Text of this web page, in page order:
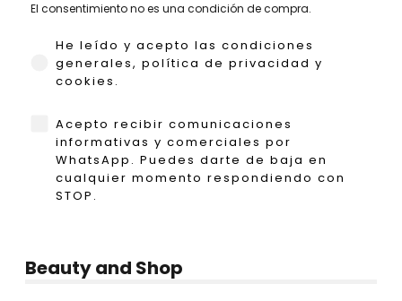
El consentimiento no es una condición de compra.
He leído y acepto las condiciones
He leído y acepto las condiciones
generales, política de privacidad y
cookies.
WhatsApp
Acepto recibir comunicaciones
informativas y comerciales por
WhatsApp. Puedes darte de baja en
cualquier momento respondiendo con
STOP.
Beauty and Shop